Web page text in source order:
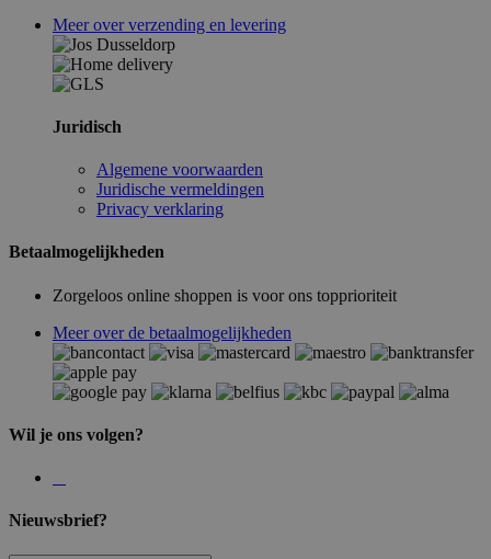
Meer over verzending en levering
Juridisch
Algemene voorwaarden
Juridische vermeldingen
Privacy verklaring
Betaalmogelijkheden
Zorgeloos online shoppen is voor ons topprioriteit
Meer over de betaalmogelijkheden
Wil je ons volgen?
Nieuwsbrief?